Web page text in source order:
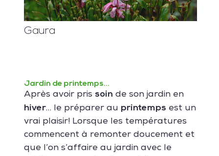
Gaura
Jardin de printemps…
Après avoir pris soin de son jardin en
hiver… le préparer au printemps est un
vrai plaisir! Lorsque les températures
commencent à remonter doucement et
que l’on s’affaire au jardin avec le